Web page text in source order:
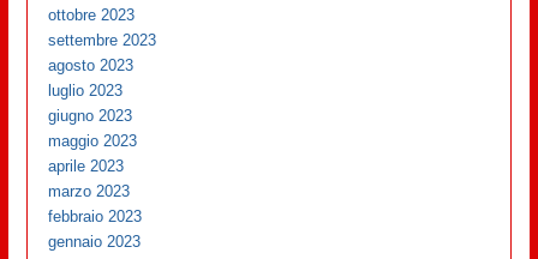
ottobre 2023
settembre 2023
agosto 2023
luglio 2023
giugno 2023
maggio 2023
aprile 2023
marzo 2023
febbraio 2023
gennaio 2023